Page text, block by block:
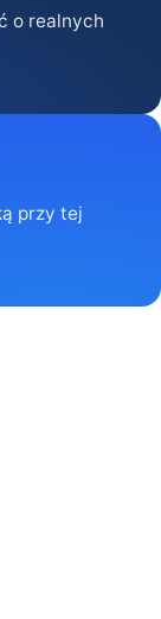
o realnych
przy tej